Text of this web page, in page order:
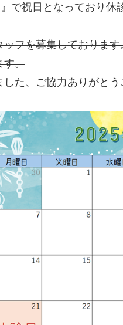
で祝日となっており休
フを募集しておりま
す。
た、ご協力ありがとう